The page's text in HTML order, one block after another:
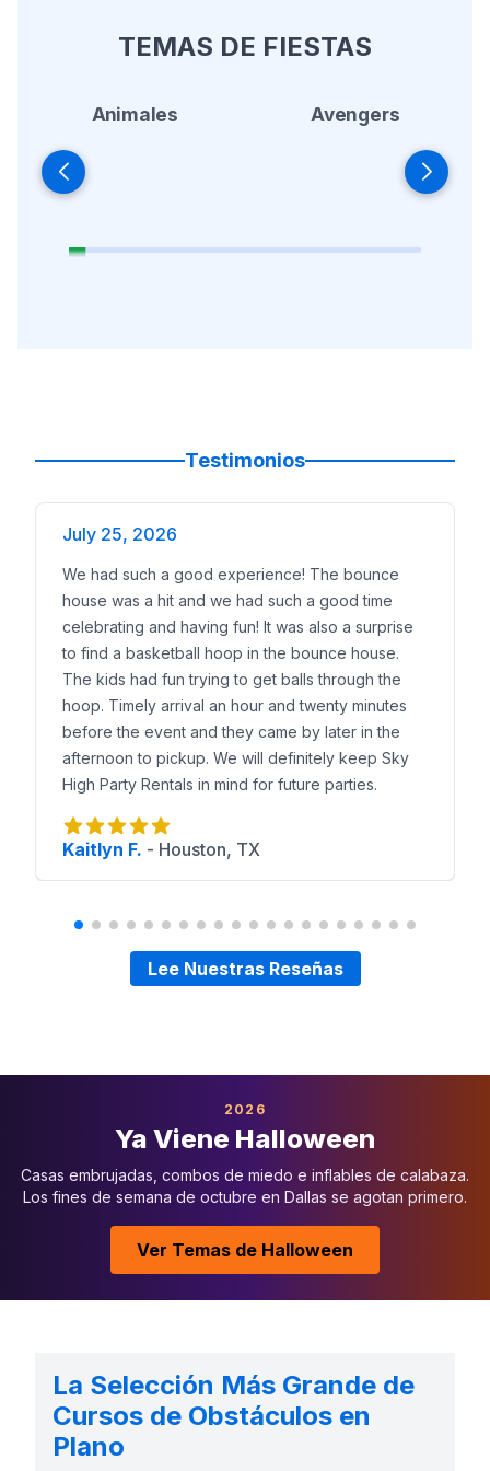
TEMAS DE FIESTAS
Animales Avengers
Testimonios
July 25, 2026
We had such a good experience! The bounce
house was a hit and we had such a good time
celebrating and having fun! It was also a surprise
to find a basketball hoop in the bounce house.
The kids had fun trying to get balls through the
hoop. Timely arrival an hour and twenty minutes
before the event and they came by later in the
afternoon to pickup. We will definitely keep Sky
High Party Rentals in mind for future parties.
Kaitlyn F. - Houston, TX
Lee Nuestras Reseñas
2026
Ya Viene Halloween
Casas embrujadas, combos de miedo e inflables de calabaza.
Los fines de semana de octubre en Dallas se agotan primero.
Ver Temas de Halloween
La Selección Más Grande de
Cursos de Obstáculos en
Plano